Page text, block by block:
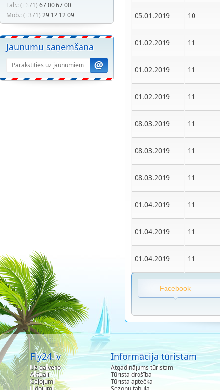
Tālr.: (+371) 67 00 67 00
Mob.: (+371) 29 12 12 09
Jaunumu saņemšana
05.01.2019 10
01.02.2019 11
01.02.2019 11
01.02.2019 11
08.03.2019 11
08.03.2019 11
08.03.2019 11
01.04.2019 11
01.04.2019 11
01.04.2019 11
Facebook
Fly24.lv
Uz galveno
Aktuali
Ceļojumi
Lidojumi
Informācija tūristam
Atgadinājums tūristam
Tūrista drošība
Tūrista aptečka
Sezonu tabula